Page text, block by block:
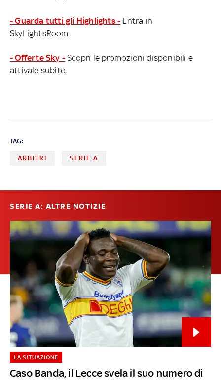
- Guarda tutti gli Highlights - Entra in
SkyLightsRoom
- Offerte Sky - Scopri le promozioni disponibili e
attivale subito
TAG:
ARBITRI SERIE A
SERIE A: ALTRE NOTIZIE
Caso Banda, il Lecce svela il suo numero di
LA SITUAZIONE